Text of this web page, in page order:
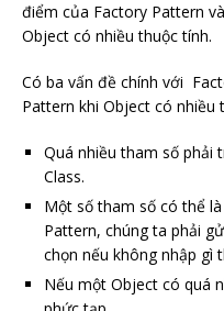
điểm của Factory Pattern
Object có nhiều thuộc tính.
Có ba vấn đề chính với
Pattern khi Object có nhiều
Quá nhiều tham số phải
Class.
Một số tham số có thể
Pattern, chúng ta phải
chọn nếu không nhập gì
Nếu một Object có quá